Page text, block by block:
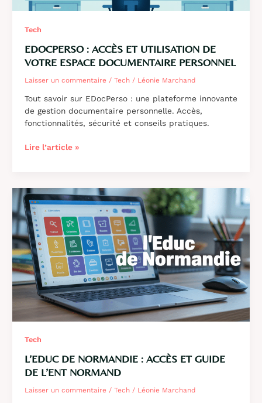
Tech
EDOCPERSO : ACCÈS ET UTILISATION DE
VOTRE ESPACE DOCUMENTAIRE PERSONNEL
Laisser un commentaire / Tech/ Léonie Marchand
Tout savoir sur EDocPerso : une plateforme innovante
de gestion documentaire personnelle. Accès,
fonctionnalités, sécurité et conseils pratiques.
EDocPerso
utilisation
de
votre
espace
documentaire
personnel
Lire l’article »
Tech
L’EDUC DE NORMANDIE : ACCÈS ET GUIDE
DE L’ENT NORMAND
Laisser un commentaire / Tech/ Léonie Marchand